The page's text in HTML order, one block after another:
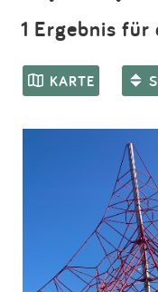
1 Ergebnis für
KARTE